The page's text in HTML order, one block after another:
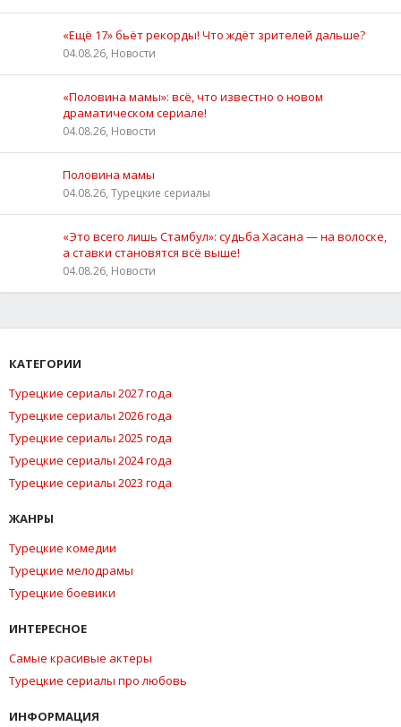
«Ещё 17» бьёт рекорды! Что ждёт зрителей дальше?
04.08.26, Новости
«Половина мамы»: всё, что известно о новом
драматическом сериале!
04.08.26, Новости
Половина мамы
04.08.26, Турецкие сериалы
«Это всего лишь Стамбул»: судьба Хасана — на волоске,
а ставки становятся всё выше!
04.08.26, Новости
КАТЕГОРИИ
Турецкие сериалы 2027 года
Турецкие сериалы 2026 года
Турецкие сериалы 2025 года
Турецкие сериалы 2024 года
Турецкие сериалы 2023 года
ЖАНРЫ
Турецкие комедии
Турецкие мелодрамы
Турецкие боевики
ИНТЕРЕСНОЕ
Самые красивые актеры
Турецкие сериалы про любовь
ИНФОРМАЦИЯ